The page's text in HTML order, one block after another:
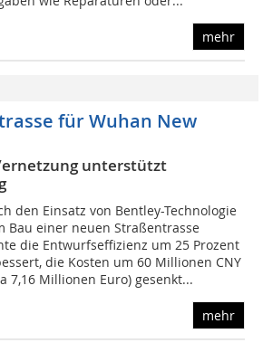
mehr
für ­Wuhan New
unterstützt
den Einsatz von Bentley-Technologie
Bau einer neuen Straßentrasse
die Entwurfseffizienz um 25 Prozent
die Kosten um 60 Millionen CNY
7,16 Millionen Euro) gesenkt...
mehr